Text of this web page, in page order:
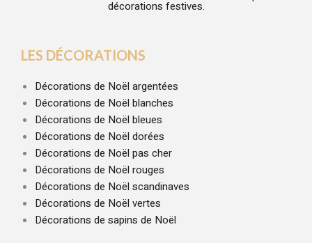
décorations festives.
LES DÉCORATIONS
Décorations de Noël argentées
Décorations de Noël blanches
Décorations de Noël bleues
Décorations de Noël dorées
Décorations de Noël pas cher
Décorations de Noël rouges
Décorations de Noël scandinaves
Décorations de Noël vertes
Décorations de sapins de Noël